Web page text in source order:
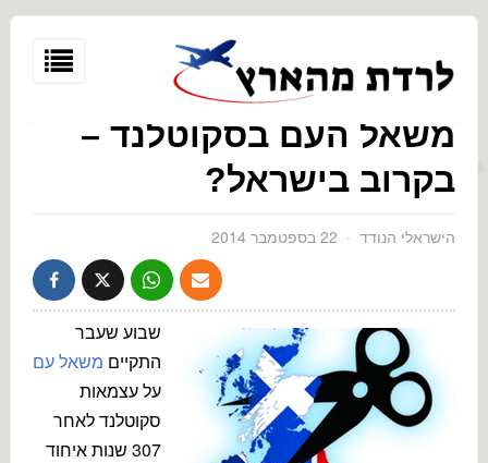
משאל העם בסקוטלנד –
בקרוב בישראל?
הישראלי הנודד 22 בספטמבר 2014
שבוע שעבר
התקיים משאל עם
על עצמאות
סקוטלנד לאחר
307 שנות איחוד
פסטיבל
בישראל
לעומת
באירופה